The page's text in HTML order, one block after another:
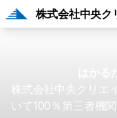
株式会社中央ク
株式会社中央クリエ
いて100％第三者機